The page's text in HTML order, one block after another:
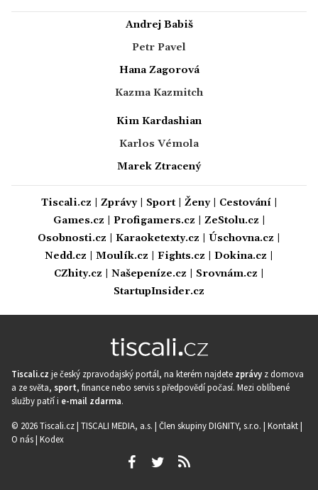
Andrej Babiš
Petr Pavel
Hana Zagorová
Kazma Kazmitch
Kim Kardashian
Karlos Vémola
Marek Ztracený
Tiscali.cz Zprávy| Sport| Ženy| Cestování|
Games.cz
Profigamers.cz ZeStolu.cz
Osobnosti.cz
Karaoketexty.cz Úschovna.cz
Nedd.cz
Moulík.cz Fights.cz Dokina.cz
CZhity.cz
Našepeníze.cz Srovnám.cz
StartupInsider.cz
Tiscali.cz je český zpravodajský portál, na kterém najdete zprávy z domova
a ze světa, sport, finance nebo servis s předpovědí počasí. Mezi oblíbené
služby patří i e-mail zdarma.
© 2026 Tiscali.cz | TISCALI MEDIA, a.s. | Člen skupiny DIGNITY, s.r.o. | Kontakt|
O nás| Kodex